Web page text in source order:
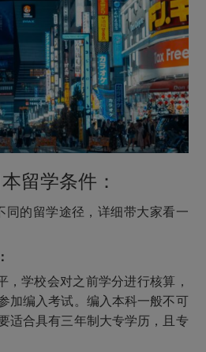
留学条件：
同的留学途径，详细带大家看一
，学校会对之前学分进行核算，
加编入考试。编入本科一般不可
适合具有三年制大专学历，且专